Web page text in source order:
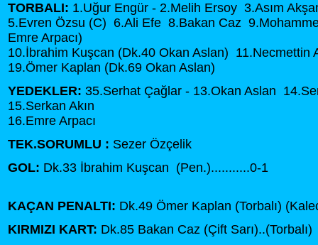
TORBALI: 1.Uğur Engür - 2.Melih Ersoy 3.Asım
5.Evren Özsu (C) 6.Ali Efe 8.Bakan Caz
Emre Arpacı)
10.İbrahim Kuşcan (Dk.40 Okan Aslan) 11.Necmettin
19.Ömer Kaplan (Dk.69 Okan Aslan)
YEDEKLER: 35.Serhat Çağlar - 13.Okan Aslan
15.Serkan Akın
16.Emre Arpacı
TEK.SORUMLU : Sezer Özçelik
GOL: Dk.33 İbrahim Kuşcan (Pen.)...........0-1
KAÇAN PENALTI: Dk.49 Ömer Kaplan (Torbalı)
KIRMIZI KART: Dk.85 Bakan Caz (Çift Sarı)..(Torbalı)